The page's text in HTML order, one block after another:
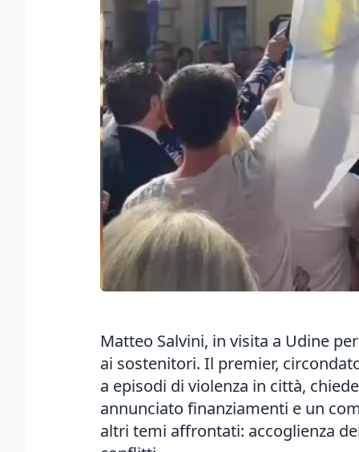
Matteo Salvini, in visita a Udine
ai sostenitori. Il premier,
a episodi di violenza in città,
annunciato finanziamenti e un
altri temi affrontati: accoglienza